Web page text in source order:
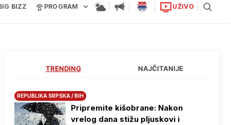
BIZZ PROGRAM UŽIVO
TRENDING NAJČITANIJE
REPUBLIKA SRPSKA / BIH
Pripremite kišobrane: Nakon
vrelog dana stižu pljuskovi i